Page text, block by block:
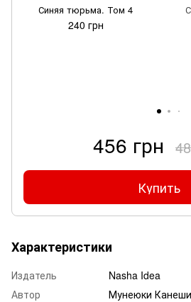
Синяя тюрьма. Том 4
240 грн
456 грн
Купить
Характеристики
Издатель
Nasha Idea
Автор
Мунеюки